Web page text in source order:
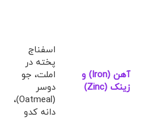
آهن (Iron) و
زینک (Zinc)
اسفناج
پخته در
املت، جو
دوسر
(Oatmeal)،
دانه کدو